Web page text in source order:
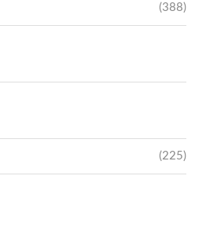
(388)
(225)